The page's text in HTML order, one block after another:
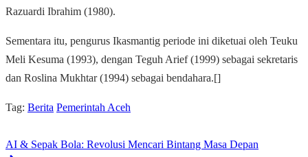
Razuardi Ibrahim (1980).
Sementara itu, pengurus Ikasmantig periode ini diketuai oleh Teuku
Meli Kesuma (1993), dengan Teguh Arief (1999) sebagai sekretaris
dan Roslina Mukhtar (1994) sebagai bendahara.[]
Tag: Berita Pemerintah Aceh
AI & Sepak Bola: Revolusi Mencari Bintang Masa Depan